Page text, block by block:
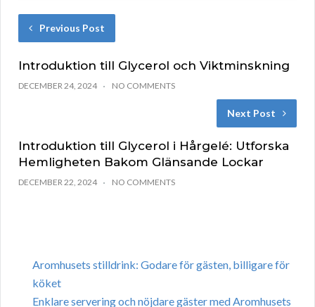
Previous Post
Introduktion till Glycerol och Viktminskning
DECEMBER 24, 2024 NO COMMENTS
Next Post
Introduktion till Glycerol i Hårgelé: Utforska
Hemligheten Bakom Glänsande Lockar
DECEMBER 22, 2024 NO COMMENTS
Aromhusets stilldrink: Godare för gästen, billigare för
köket
Enklare servering och nöjdare gäster med Aromhusets